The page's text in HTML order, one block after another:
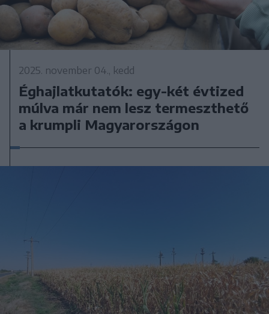
2025. november 04., kedd
Éghajlatkutatók: egy-két évtized
múlva már nem lesz termeszthető
a krumpli Magyarországon